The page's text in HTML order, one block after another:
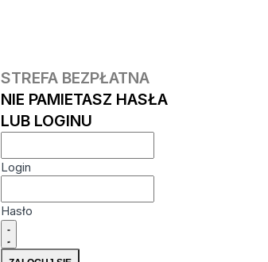
STREFA BEZPŁATNA
NIE PAMIETASZ HASŁA
LUB LOGINU
Login
Hasło